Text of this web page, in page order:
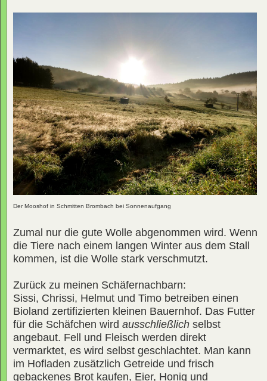
Der Mooshof in Schmitten Brombach bei Sonnenaufgang
Zumal nur die gute Wolle abgenommen wird. Wenn
die Tiere nach einem langen Winter aus dem Stall
kommen, ist die Wolle stark verschmutzt.
Zurück zu meinen Schäfernachbarn:
Sissi, Chrissi, Helmut und Timo betreiben einen
Bioland zertifizierten kleinen Bauernhof. Das Futter
für die Schäfchen wird ausschließlich selbst
angebaut. Fell und Fleisch werden direkt
vermarktet, es wird selbst geschlachtet. Man kann
im Hofladen zusätzlich Getreide und frisch
gebackenes Brot kaufen, Eier, Honig und